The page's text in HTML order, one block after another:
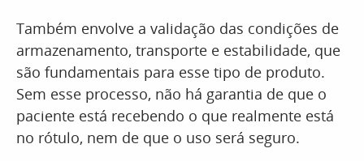
Também envolve a validação das condições de
armazenamento, transporte e estabilidade, que
são fundamentais para esse tipo de produto.
Sem esse processo, não há garantia de que o
paciente está recebendo o que realmente está
no rótulo, nem de que o uso será seguro.